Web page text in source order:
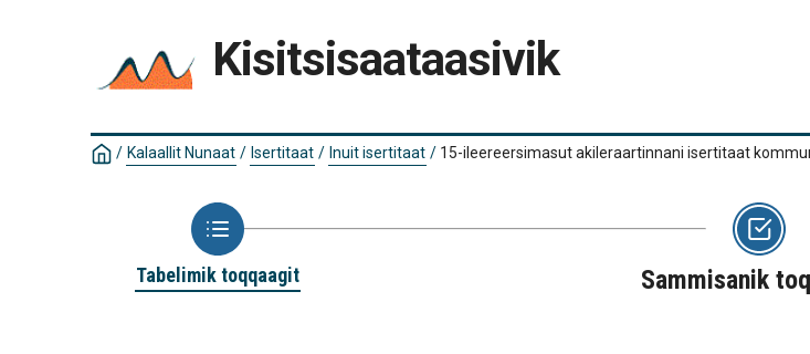
Kisitsisaataasivik
/ Kalaallit Nunaat / Isertitaat / Inuit isertitaat / 15-ileereersimasut akileraartinnani isertitaat
Tabelimik toqqaagit Sammisanik